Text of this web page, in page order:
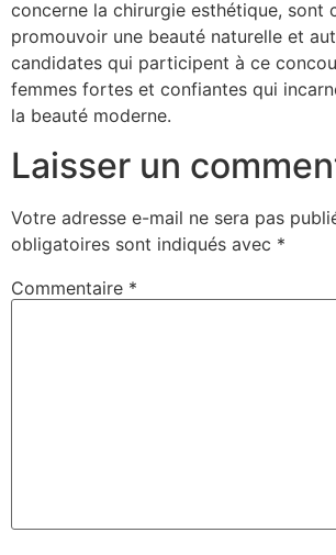
concerne la chirurgie esthétique, sont
promouvoir une beauté naturelle et
candidates qui participent à ce
femmes fortes et confiantes qui
la beauté moderne.
Laisser un
Votre adresse e-mail ne sera pas
obligatoires sont indiqués avec *
Commentaire *